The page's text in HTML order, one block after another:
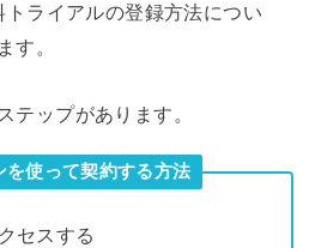
ライアルの登録方法につい
す。
テップがあります。
使って契約する方法
セスする